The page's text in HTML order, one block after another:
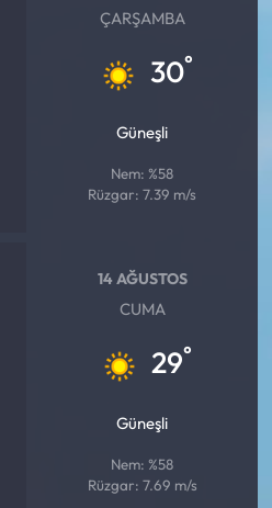
ÇARŞAMBA
30°
Güneşli
Nem: %58
Rüzgar: 7.39 m/s
14 AĞUSTOS
CUMA
29°
Güneşli
Nem: %58
Rüzgar: 7.69 m/s